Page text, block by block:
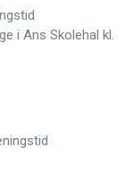
i Ans Skolehal kl.